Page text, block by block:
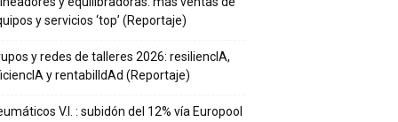
y servicios ‘top’ (Reportaje)
y redes de talleres 2026: resiliencIA,
y rentabilIdAd (Reportaje)
V.I. : subidón del 12% vía Europool